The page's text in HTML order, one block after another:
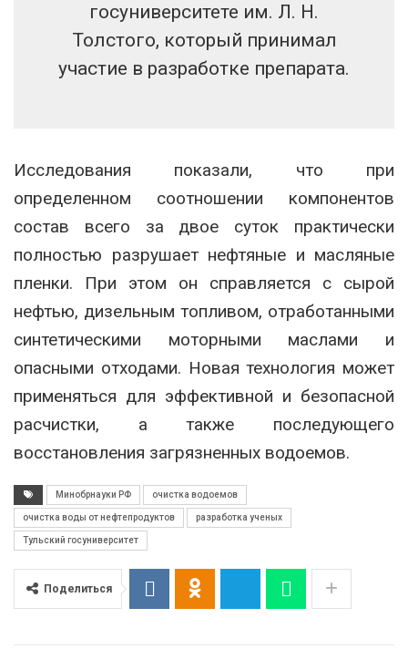
госуниверситете им. Л. Н.
Толстого, который принимал
участие в разработке препарата.
Исследования показали, что при
определенном соотношении компонентов
состав всего за двое суток практически
полностью разрушает нефтяные и масляные
пленки. При этом он справляется с сырой
нефтью, дизельным топливом, отработанными
синтетическими моторными маслами и
опасными отходами. Новая технология может
применяться для эффективной и безопасной
расчистки, а также последующего
восстановления загрязненных водоемов.
Минобрнауки РФ очистка водоемов
очистка воды от нефтепродуктов разработка ученых
Тульский госуниверситет
Поделиться